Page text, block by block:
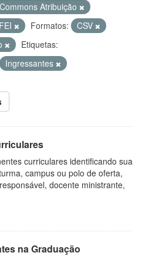
Atribuição
Formatos:
CSV
Etiquetas:
Ingressantes
curriculares identificando sua
campus ou polo de oferta,
docente ministrante,
na Graduação